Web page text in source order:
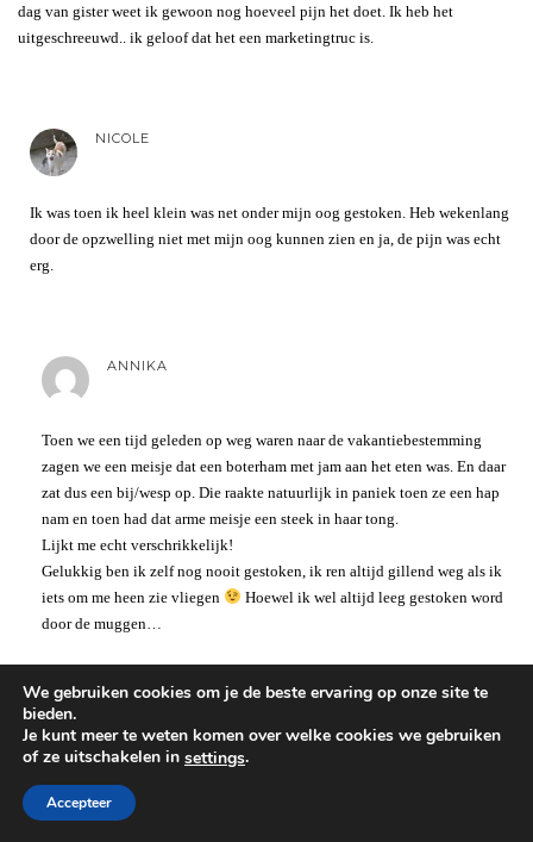
dag van gister weet ik gewoon nog hoeveel pijn het doet. Ik heb het
uitgeschreeuwd.. ik geloof dat het een marketingtruc is.
NICOLE
Ik was toen ik heel klein was net onder mijn oog gestoken. Heb wekenlang
door de opzwelling niet met mijn oog kunnen zien en ja, de pijn was echt
erg.
ANNIKA
Toen we een tijd geleden op weg waren naar de vakantiebestemming
zagen we een meisje dat een boterham met jam aan het eten was. En daar
zat dus een bij/wesp op. Die raakte natuurlijk in paniek toen ze een hap
nam en toen had dat arme meisje een steek in haar tong.
Lijkt me echt verschrikkelijk!
Gelukkig ben ik zelf nog nooit gestoken, ik ren altijd gillend weg als ik
iets om me heen zie vliegen
Hoewel ik wel altijd leeg gestoken word
door de muggen…
ESTHER
Bijen gaan toch vaak dood als ze gestoken hebben? Dan vind ik dit echt
We gebruiken cookies om je de beste ervaring op onze site te
bieden.
Je kunt meer te weten komen over welke cookies we gebruiken
of ze uitschakelen in settings.
Accepteer